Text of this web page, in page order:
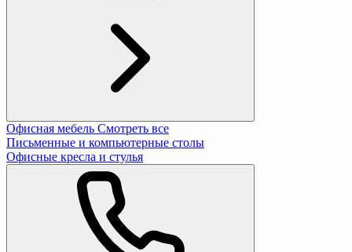
Офисная мебель Смотреть все
Письменные и компьютерные столы
Офисные кресла и стулья